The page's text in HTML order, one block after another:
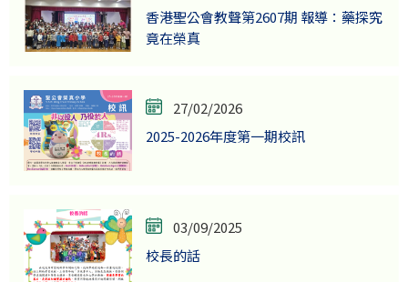
香港聖公會教聲第2607期 報導：藥探究
竟在榮真
27/02/2026
2025-2026年度第一期校訊
03/09/2025
校長的話